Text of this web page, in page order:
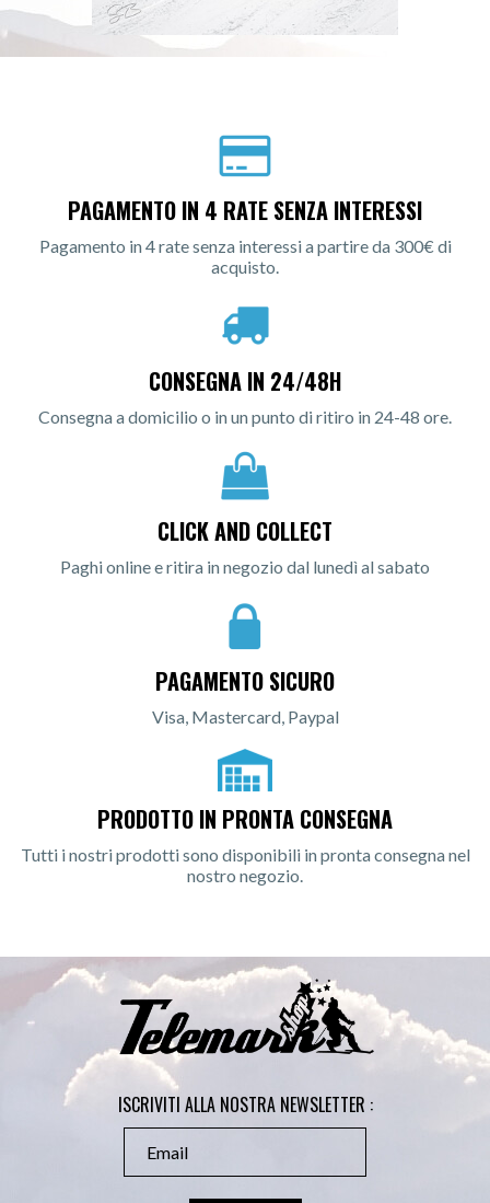
PAGAMENTO IN 4 RATE SENZA INTERESSI
Pagamento in 4 rate senza interessi a partire da 300€ di
acquisto.
CONSEGNA IN 24/48H
Consegna a domicilio o in un punto di ritiro in 24-48 ore.
CLICK AND COLLECT
Paghi online e ritira in negozio dal lunedì al sabato
PAGAMENTO SICURO
Visa, Mastercard, Paypal
PRODOTTO IN PRONTA CONSEGNA
Tutti i nostri prodotti sono disponibili in pronta consegna nel
nostro negozio.
ISCRIVITI ALLA NOSTRA NEWSLETTER :